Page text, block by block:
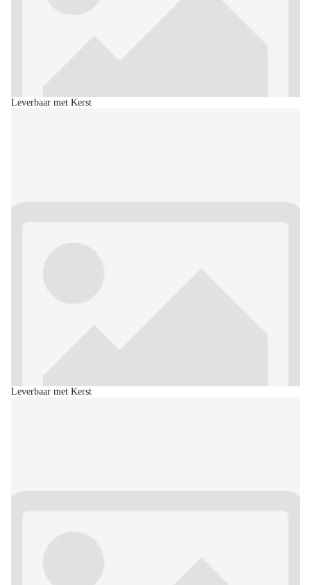
Leverbaar met Kerst
Leverbaar met Kerst